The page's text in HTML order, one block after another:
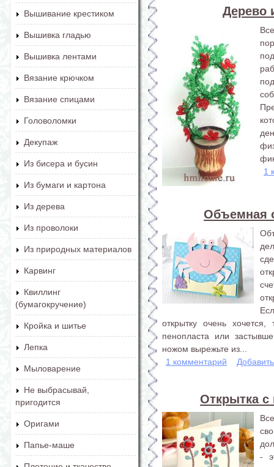
Вышивание крестиком
Вышивка гладью
Вышивка лентами
Вязание крючком
Вязание спицами
Головоломки
Декупаж
Из бисера и бусин
Из бумаги и картона
Из дерева
Из проволоки
Из природных материалов
Карвинг
Квиллинг
(бумагокручение)
Кройка и шитье
Лепка
Мыловарение
Не выбрасывай,
пригодится
Оригами
Папье-маше
Дерево
1
Объемная
открытку очень
пенопласта или
ножом вырежьте из...
1 комментарий
Открытка с
-